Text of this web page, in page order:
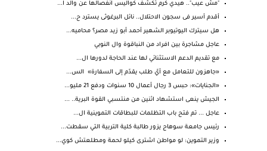
"مش عيب".. هيدي كرم تكشف كواليس انفصالها عن والد ا...
أقدم أسير فى سجون الاحتلال.. نائل البرغوثى يسترد ح...
هل سيترك اليوتيوبر الشهير أحمد أبو زيد مصر؟ محاميه...
عاجل مشاجرة بين افراد من النباقوة وال النوبي
مع تقديم الدعم الاستثنائي لها عند الحاجة لدورها ال...
«جاهزون للتعامل مع أيّ طلب يقدّم إلى السفارة» الس...
«الجنايات»: حبس 3 رجال أعمال 10 سنوات ودفع 21 مليو...
الجيش ينعى استشهاد اثنين من منتسبي القوة البرية.. ...
عاجل ... تم فتح باب التظلمات للبطاقات التموينية ال...
رئيس جامعة سوهاج يزور طالبة كلية التربية التي سقطت...
وزير التموين: لو مواطن اشترى كيلو لحمة ومطلعتش كوي...